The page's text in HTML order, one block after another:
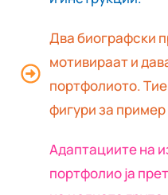
Два биографски
мотивираат и
портфолиото.
фигури за
Адаптациите на
портфолио ја